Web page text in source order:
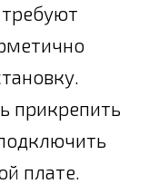
прикрепить
плате.